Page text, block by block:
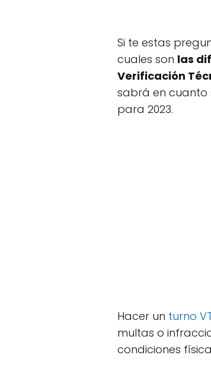
Si te estas
cuales son las
Verificación
sabrá en cuanto
para 2023.
Hacer un turno
multas o
condiciones